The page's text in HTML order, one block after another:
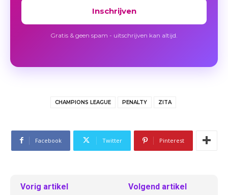
Inschrijven
Gratis & geen spam - uitschrijven kan altijd.
CHAMPIONS LEAGUE PENALTY ZITA
Facebook Twitter Pinterest
Vorig artikel Volgend artikel